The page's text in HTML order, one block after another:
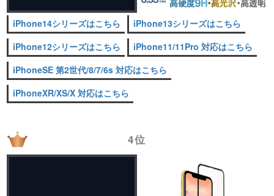
iPhone14シリーズはこちら
iPhone13シリーズはこちら
iPhone12シリーズはこちら
iPhone11/11Pro 対応はこちら
iPhoneSE 第2世代/8/7/6s 対応はこちら
iPhoneXR/XS/X 対応はこちら
4位